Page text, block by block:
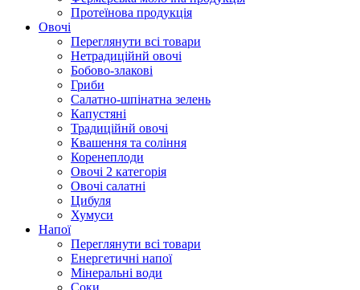
Протеїнова продукція
Овочі
Переглянути всі товари
Нетрадиційнй овочі
Бобово-злакові
Гриби
Салатно-шпінатна зелень
Капустяні
Традиційнй овочі
Квашення та соління
Корeнеплоди
Овочі 2 категорія
Овочі салатні
Цибуля
Хумуси
Напої
Переглянути всі товари
Енергетичні напої
Мінеральні води
Соки